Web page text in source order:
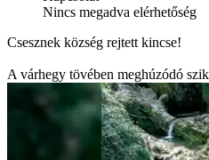
Nincs megadva elérhetőség
Csesznek község rejtett kincse!
A várhegy tövében meghúzódó